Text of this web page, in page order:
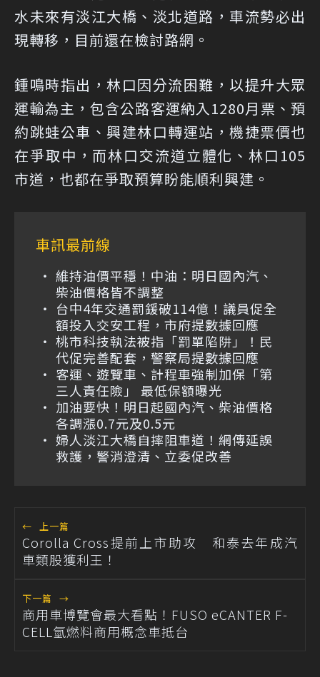
水未來有淡江大橋、淡北道路，車流勢必出
現轉移，目前還在檢討路網。
鍾鳴時指出，林口因分流困難，以提升大眾
運輸為主，包含公路客運納入1280月票、預
約跳蛙公車、興建林口轉運站，機捷票價也
在爭取中，而林口交流道立體化、林口105
市道，也都在爭取預算盼能順利興建。
車訊最前線
維持油價平穩！中油：明日國內汽、
柴油價格皆不調整
台中4年交通罰鍰破114億！議員促全
額投入交安工程，市府提數據回應
桃市科技執法被指「罰單陷阱」！民
代促完善配套，警察局提數據回應
客運、遊覽車、計程車強制加保「第
三人責任險」 最低保額曝光
加油要快！明日起國內汽、柴油價格
各調漲0.7元及0.5元
婦人淡江大橋自摔阻車道！網傳延誤
救護，警消澄清、立委促改善
← 上一篇
Corolla Cross提前上市助攻 和泰去年成汽
車類股獲利王！
下一篇 →
商用車博覽會最大看點！FUSO eCANTER F-
CELL氫燃料商用概念車抵台